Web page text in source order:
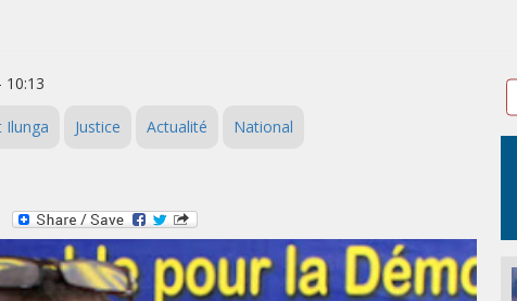
Ilunga Justice Actualité National
Email